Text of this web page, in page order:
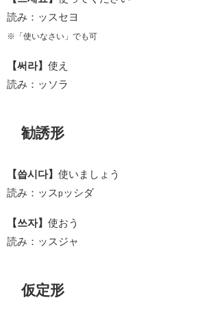
読み：ッスセヨ
※「使いなさい」でも可
【써라】 使え
読み：ッソラ
勧誘形
【씁시다】 使いましょう
読み：ッスpッシダ
【쓰자】 使おう
読み：ッスジャ
仮定形